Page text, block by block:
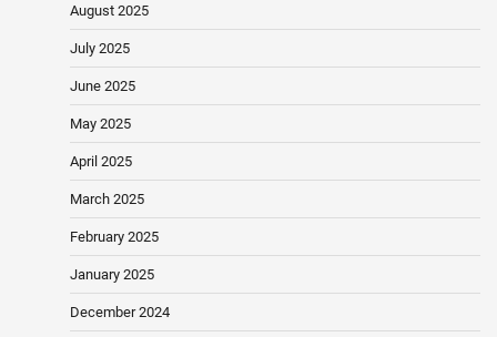
August 2025
July 2025
June 2025
May 2025
April 2025
March 2025
February 2025
January 2025
December 2024